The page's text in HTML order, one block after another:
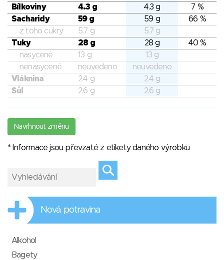
Bílkoviny
4.3 g 4.3 g
7 %
Sacharidy
59 g 59 g
66 %
z toho cukry
5.7 g
5.7 g
Tuky
28 g 28 g
40 %
nasycené
13 g
13 g
nenasycené
neuvedeno
neuvedeno
Vláknina
2.4 g
2.4 g
Sůl
2.6 g 2.6 g
Navrhnout změnu
* Informace jsou převzaté z etikety daného výrobku
Nová potravina
Alkohol
Bagety